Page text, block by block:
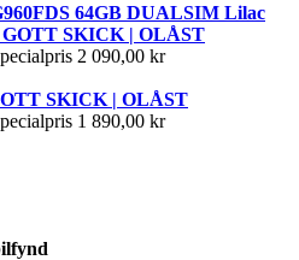
64GB DUALSIM Lilac
SKICK | OLÅST
2 090,00 kr
SKICK | OLÅST
1 890,00 kr